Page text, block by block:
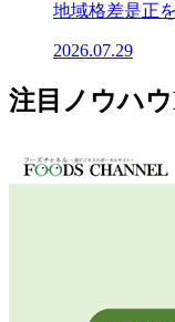
地域格差是正
2026.07.29
注目ノウハ